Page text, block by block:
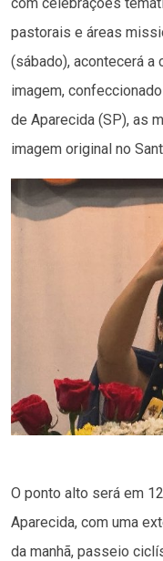
pastorais e áreas
(sábado), acontecerá a
imagem,
de Aparecida (SP), as
imagem original no
O ponto alto será em
Aparecida, com uma
da manhã, passeio